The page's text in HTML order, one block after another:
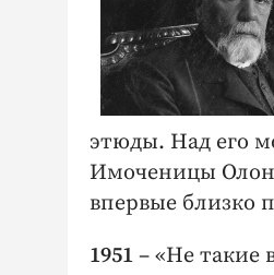
этюды. Над его
Имоченицы
впервые близко
1951 – «Не такие